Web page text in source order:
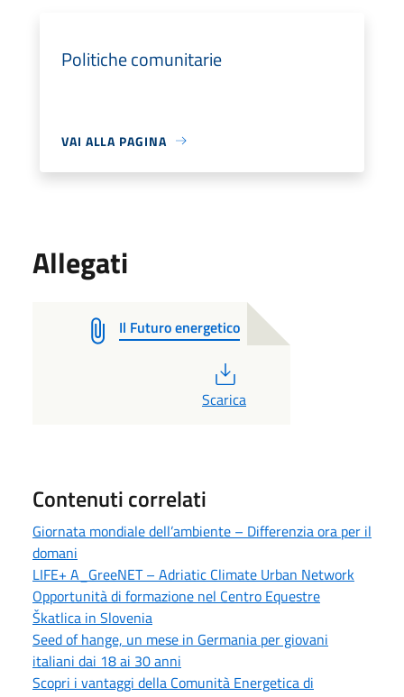
Politiche comunitarie
VAI ALLA PAGINA
Allegati
Il Futuro energetico
Scarica
Contenuti correlati
Giornata mondiale dell’ambiente – Differenzia ora per il
domani
LIFE+ A_GreeNET – Adriatic Climate Urban Network
Opportunità di formazione nel Centro Equestre
Škatlica in Slovenia
Seed of hange, un mese in Germania per giovani
italiani dai 18 ai 30 anni
Scopri i vantaggi della Comunità Energetica di